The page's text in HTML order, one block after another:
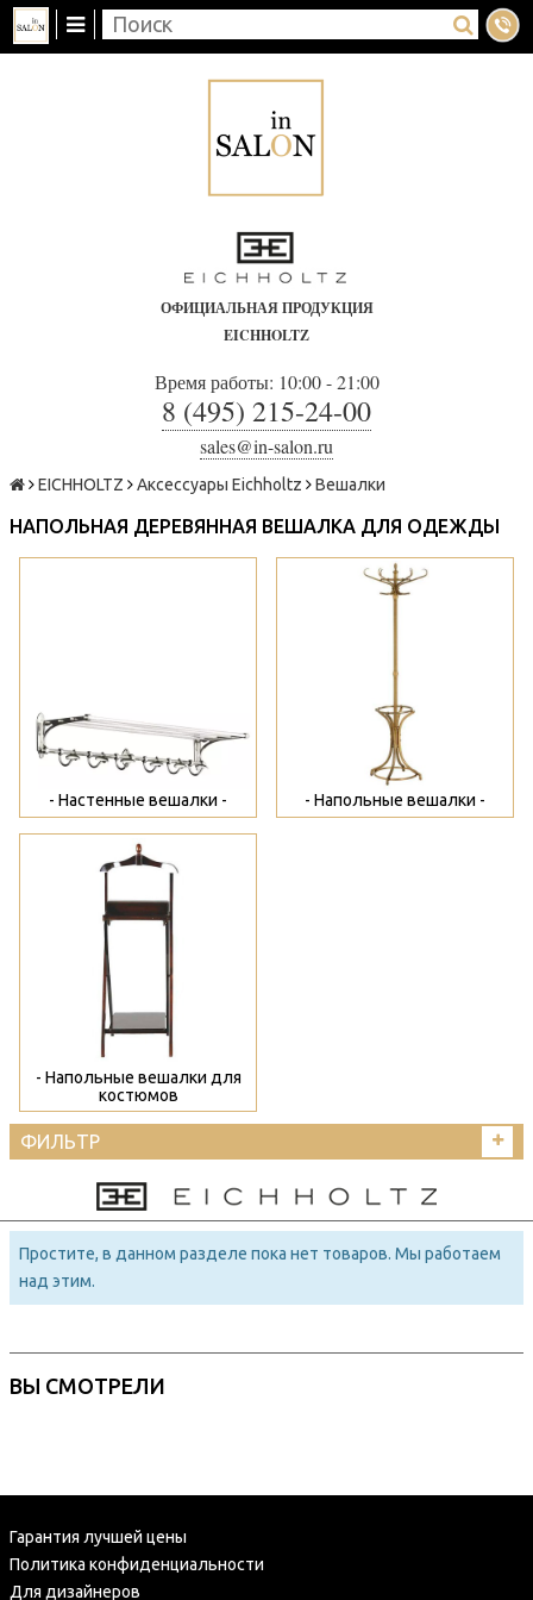
ОФИЦИАЛЬНАЯ ПРОДУКЦИЯ
EICHHOLTZ
Время работы: 10:00 - 21:00
8 (495) 215-24-00
sales@in-salon.ru
EICHHOLTZ Аксессуары Eichholtz Вешалки
НАПОЛЬНАЯ ДЕРЕВЯННАЯ ВЕШАЛКА ДЛЯ ОДЕЖДЫ
- Настенные вешалки -
>
- Напольные вешалки -
>
- Напольные вешалки для
костюмов
ФИЛЬТР
Простите, в данном разделе пока нет товаров. Мы работаем
над этим.
ВЫ СМОТРЕЛИ
Гарантия лучшей цены
Политика конфиденциальности
Для дизайнеров